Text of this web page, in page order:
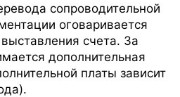
сопроводительной
оговаривается
счета. За
дополнительная
платы зависит